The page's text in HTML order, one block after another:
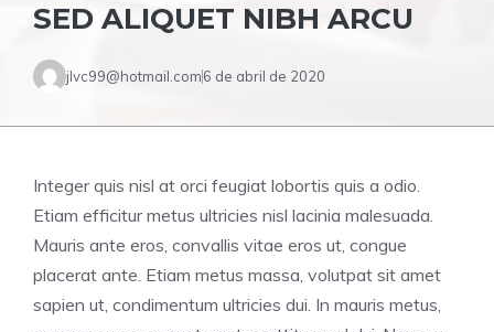
SED ALIQUET NIBH ARCU
jlvc99@hotmail.com6 de abril de 2020
Integer quis nisl at orci feugiat lobortis quis a odio.
Etiam efficitur metus ultricies nisl lacinia malesuada.
Mauris ante eros, convallis vitae eros ut, congue
placerat ante. Etiam metus massa, volutpat sit amet
sapien ut, condimentum ultricies dui. In mauris metus,